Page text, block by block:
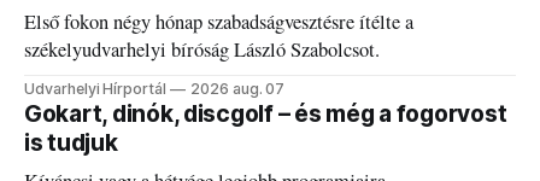
Első fokon négy hónap szabadságvesztésre ítélte a
székelyudvarhelyi bíróság László Szabolcsot.
Udvarhelyi Hírportál 2026 aug. 07
Gokart, dinók, discgolf – és még a fogorvost
is tudjuk